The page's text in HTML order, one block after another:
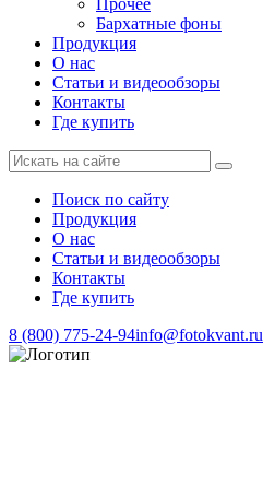
Прочее
Бархатные фоны
Продукция
О нас
Статьи и видеообзоры
Контакты
Где купить
Поиск по сайту
Продукция
О нас
Статьи и видеообзоры
Контакты
Где купить
8 (800) 775-24-94info@fotokvant.ru